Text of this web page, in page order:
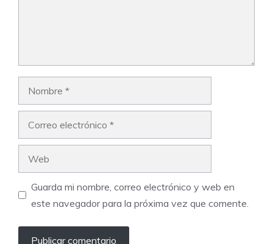
Guarda mi nombre, correo electrónico y web en
este navegador para la próxima vez que comente.